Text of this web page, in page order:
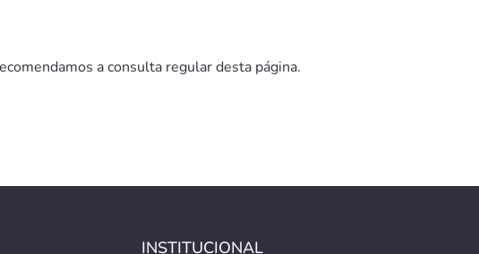
a consulta regular desta página.
INSTITUCIONAL